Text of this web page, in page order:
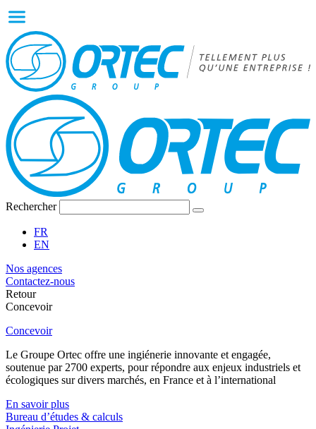
Rechercher
FR
EN
Nos agences
Contactez-nous
Retour
Concevoir
Concevoir
Le Groupe Ortec offre une ingiénerie innovante et engagée,
soutenue par 2700 experts, pour répondre aux enjeux industriels et
écologiques sur divers marchés, en France et à l’international
En savoir plus
Bureau d’études & calculs